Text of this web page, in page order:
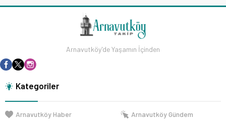
Arnavutköy'de Yaşamın İçinden
Kategoriler
Arnavutköy Haber Arnavutköy Gündem